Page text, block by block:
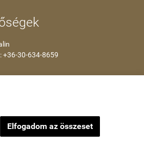
Elfogadom az összeset
+36-30-634-8659